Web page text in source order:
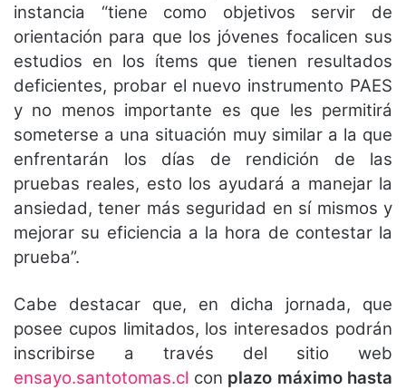
instancia “tiene como objetivos servir de
orientación para que los jóvenes focalicen sus
estudios en los ítems que tienen resultados
deficientes, probar el nuevo instrumento PAES
y no menos importante es que les permitirá
someterse a una situación muy similar a la que
enfrentarán los días de rendición de las
pruebas reales, esto los ayudará a manejar la
ansiedad, tener más seguridad en sí mismos y
mejorar su eficiencia a la hora de contestar la
prueba”.
Cabe destacar que, en dicha jornada, que
posee cupos limitados, los interesados podrán
inscribirse a través del sitio web
ensayo.santotomas.cl con plazo máximo hasta